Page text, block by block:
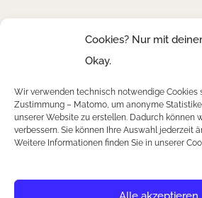
Cookies? Nur mit
Okay.
Wir verwenden technisch notwendige Cookies
Zustimmung – Matomo, um anonyme
unserer Website zu erstellen. Dadurch können
verbessern. Sie können Ihre Auswahl jederzeit
Weitere Informationen finden Sie in unserer